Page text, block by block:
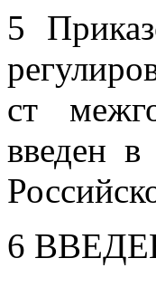
5
ст
введен в
6